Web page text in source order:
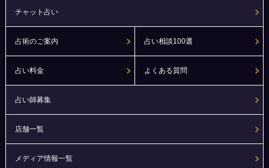
チャット占い
占術のご案内 占い相談100選
占い料金 よくある質問
占い師募集
店舗一覧
メディア情報一覧